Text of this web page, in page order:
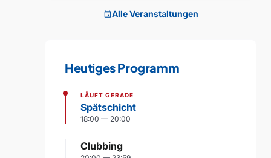
eventAlle Veranstaltungen
Heutiges Programm
LÄUFT GERADE
Spätschicht
18:00 — 20:00
Clubbing